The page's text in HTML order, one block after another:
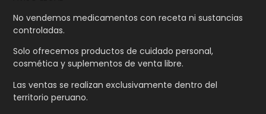
No vendemos medicamentos con receta ni sustancias
controladas.
Solo ofrecemos productos de cuidado personal,
cosmética y suplementos de venta libre.
Las ventas se realizan exclusivamente dentro del
territorio peruano.